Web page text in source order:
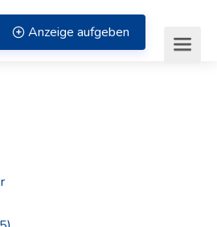
Anzeige aufgeben